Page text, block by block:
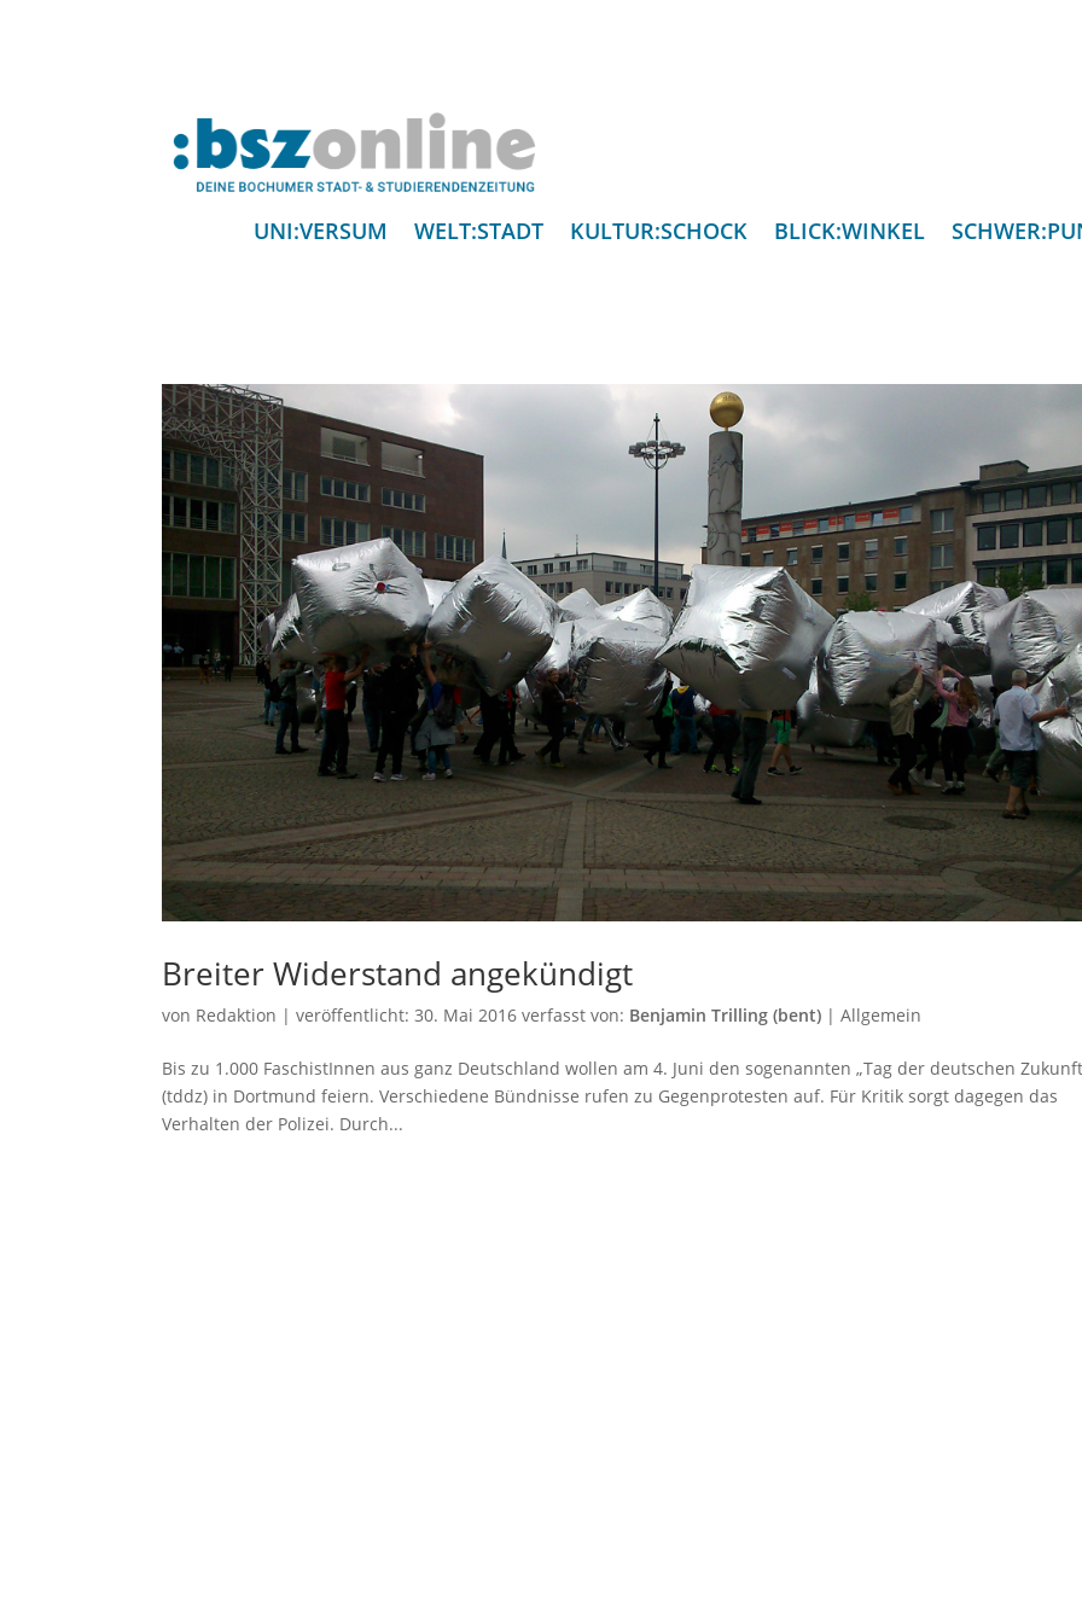
UNI:VERSUM WELT:STADT KULTUR:SCHOCK BLICK:WINKEL
Breiter Widerstand angekündigt
von Redaktion |veröffentlicht:30. Mai 2016 verfasst von: Benjamin Trilling (bent) |Allgemein
Bis zu 1.000 FaschistInnen aus ganz Deutschland wollen am 4. Juni den sogenannten „Tag der deutschen
(tddz) in Dortmund feiern. Verschiedene Bündnisse rufen zu Gegenprotesten auf. Für Kritik sorgt dagegen das
Verhalten der Polizei. Durch...